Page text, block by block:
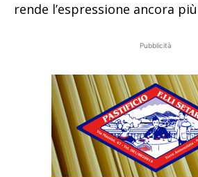
rende l’espressione ancora
Pubblicità